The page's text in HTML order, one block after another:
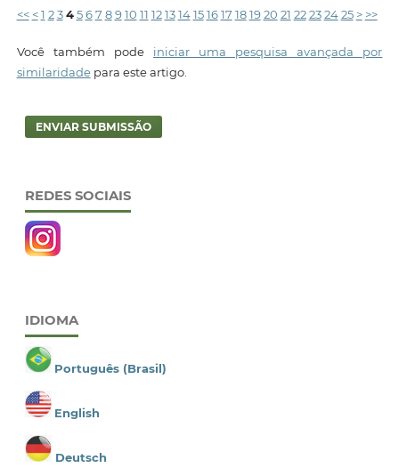
<< < 1 2 3 4 5 6 7 8 9 10 11 12 13 14 15 16 17 18 19 20 21 22 23 24 25 > >>
Você também pode iniciar uma pesquisa avançada por
similaridadepara este artigo.
ENVIAR SUBMISSÃO
REDES SOCIAIS
IDIOMA
Português (Brasil)
English
Deutsch